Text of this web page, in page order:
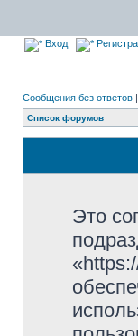
Вход
Сообщения без ответов |
Список форумов
Это